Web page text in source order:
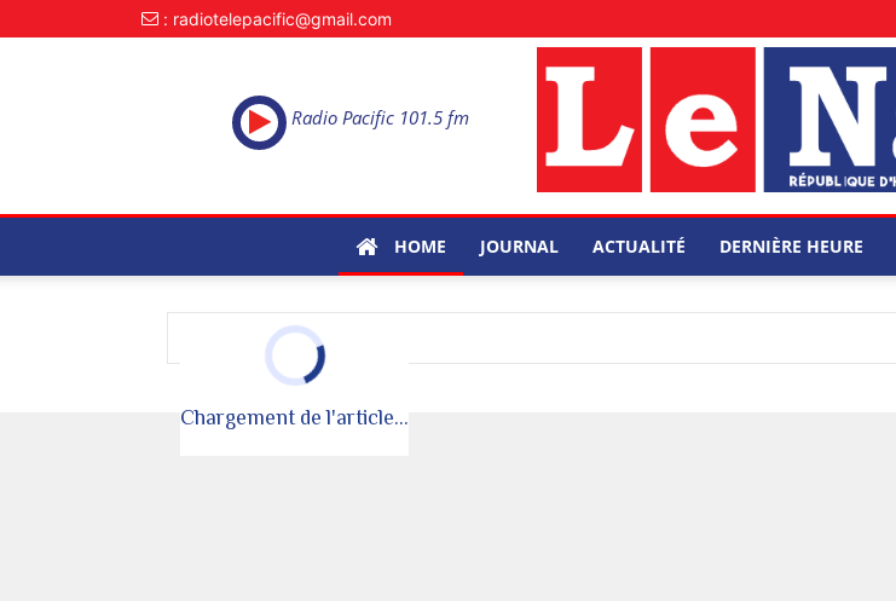
: radiotelepacific@gmail.com
Radio Pacific 101.5 fm
HOME JOURNAL ACTUALITÉ DERNIÈRE HEURE
Chargement de l'article...
Article non trouv�